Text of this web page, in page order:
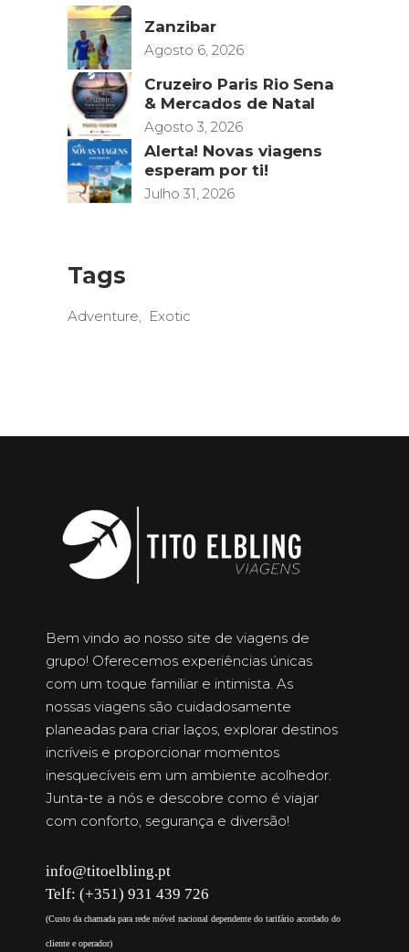
Zanzibar
Agosto 6, 2026
Cruzeiro Paris Rio Sena
& Mercados de Natal
Agosto 3, 2026
Alerta! Novas viagens
esperam por ti!
Julho 31, 2026
Tags
Adventure Exotic
Bem vindo ao nosso site de viagens de
grupo! Oferecemos experiências únicas
com um toque familiar e intimista. As
nossas viagens são cuidadosamente
planeadas para criar laços, explorar destinos
incríveis e proporcionar momentos
inesquecíveis em um ambiente acolhedor.
Junta-te a nós e descobre como é viajar
com conforto, segurança e diversão!
info@titoelbling.pt
Telf: (+351) 931 439 726
(Custo da chamada para rede móvel nacional dependente do tarifário acordado do
cliente e operador)